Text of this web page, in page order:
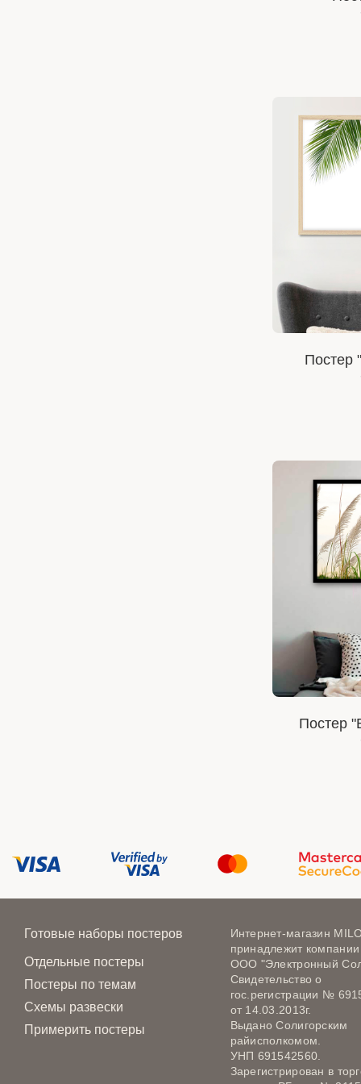
Постер
Постер
Готовые наборы постеров
Отдельные постеры
Постеры по темам
Схемы развески
Примерить постеры
Интернет-магазин
принадлежит компании
ООО "Электронный
Свидетельство о
гос.регистрации №
от 14.03.2013г.
Выдано Солигорским
райисполкомом.
УНП 691542560.
Зарегистрирован в